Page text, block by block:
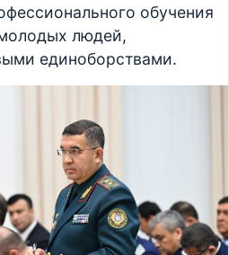
обучения
людей,
единоборствами.